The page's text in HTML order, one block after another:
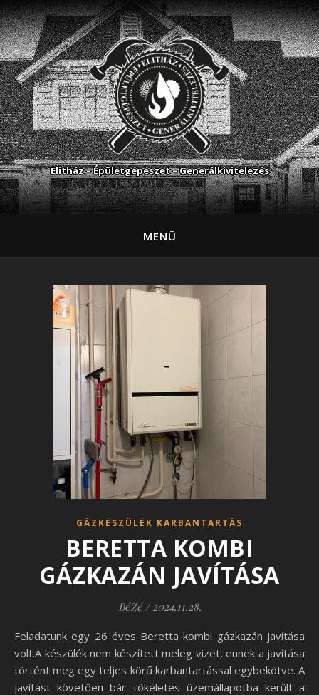
Elitház – Épületgépészet – Generálkivitelezés
MENÜ
GÁZKÉSZÜLÉK KARBANTARTÁS
BERETTA KOMBI
GÁZKAZÁN JAVÍTÁSA
BéZé / 2024.11.28.
Feladatunk egy 26 éves Beretta kombi gázkazán javítása
volt.A készülék nem készített meleg vizet, ennek a javítása
történt meg egy teljes körű karbantartással egybekötve. A
javítást követően bár tökéletes üzemállapotba került a